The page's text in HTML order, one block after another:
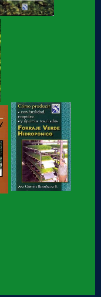
Samperio
Samperio
pronuncia, en
Hidroponia, en
Hidroponia
por la AHM, apoyo